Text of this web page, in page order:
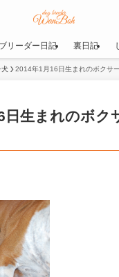
ブリーダー日記 裏日記
犬 2014年1月16日生まれのボクサ
日生まれのボク